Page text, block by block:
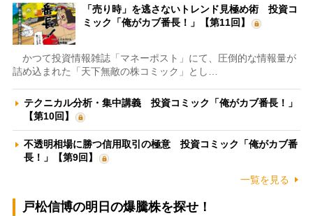
「売り時」を逃さないトレンド見極め術 投資コ
ミック「俺がカブ番長！」【第11回】
かつて投資情報雑誌「マネーポスト」にて、圧倒的な情報量が
詰め込まれた「天下無敵の株コミック」とし…
テクニカル分析・集中講義 投資コミック「俺がカブ番長！」
【第10回】
不透明相場に勝つ信用取引の極意 投資コミック「俺がカブ番
長！」【第9回】
一覧を見る
戸松信博の明日の爆騰株を探せ！